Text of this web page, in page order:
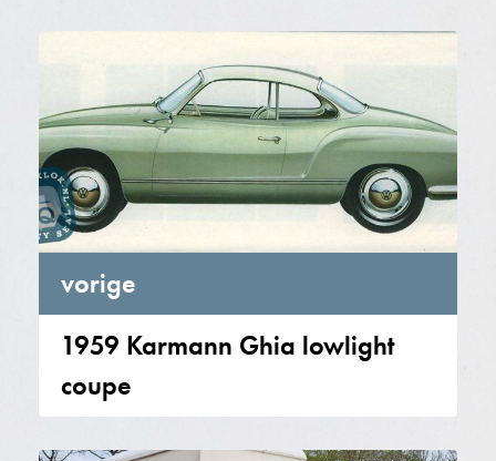
vorige
1959 Karmann Ghia lowlight
coupe